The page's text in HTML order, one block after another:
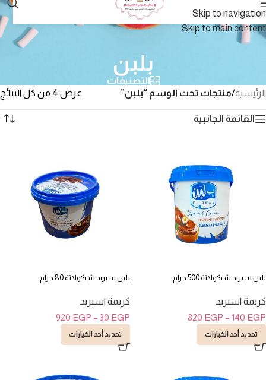
Skip to navigation
Skip to main content
بلبن
التصنيفات
الرئيسية/منتجات تحت الوسم “بلبن” عرض ⁦4⁩ من كل النتائج
القائمة الجانبية
بلبن سبريد شيكولاتة 500 جرام
كريمة اسبريد
140 EGP
–
820 EGP
تحديد أحد الخيارات
بلبن سبريد شيكولاتة 80 جرام
كريمة اسبريد
30 EGP
–
920 EGP
تحديد أحد الخيارات